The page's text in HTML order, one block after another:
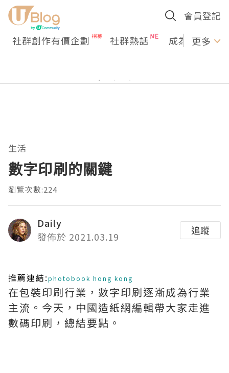
會員登記
社群創作有價企劃 社群熱話 成為U更多
生活
數字印刷的關鍵
瀏覽次數:224
Daily
發佈於 2021.03.19
追蹤
推薦連結:photobook hong kong
在包裝印刷行業，數字印刷逐漸成為行業
主流。今天，中國造紙網編輯帶大家走進
數碼印刷，總結要點。